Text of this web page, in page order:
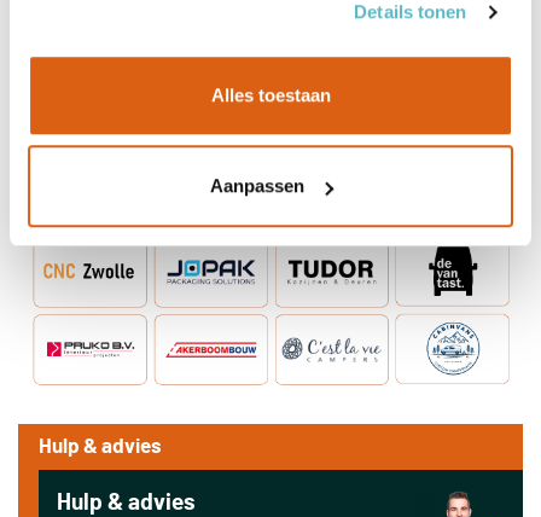
Details tonen
Alles toestaan
Aanpassen
Hulp & advies
Hulp & advies